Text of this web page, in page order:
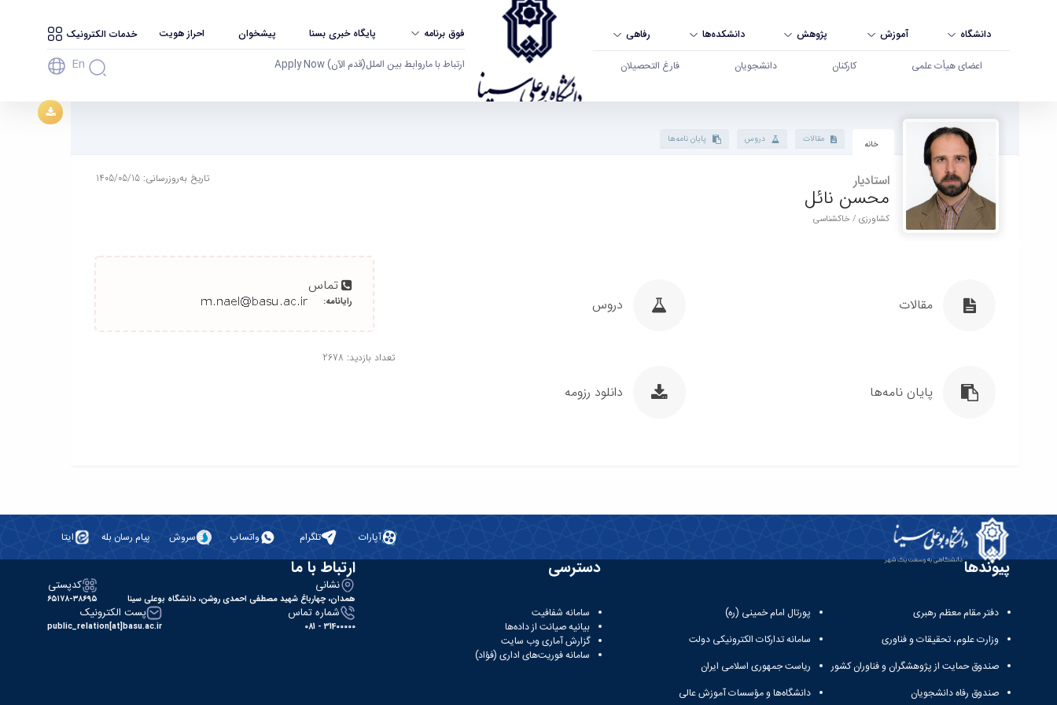
دانشگاه آموزش پژوهش دانشکده‌ها رفاهی
اعضای هیأت علمی کارکنان دانشجویان فارغ التحصیلان
فوق برنامه پایگاه خبری بسنا پیشخوان احراز هویت خدمات الکترونیک
ارتباط با ماروابط بین الملل(قدم الآن) Apply Now En
خانه مقالات دروس پایان نامه‌ها
استادیار تاریخ به‌روزرسانی: 1405/05/15
محسن نائل
کشاورزی / خاکشناسی
تماس
رایانامه:
تعداد بازدید: 2678
مقالات دروس
پایان نامه‌ها دانلود رزومه
آپارات تلگرام واتساپ سروش پیام رسان بله ایتا
پیوندها
دفتر مقام معظم رهبری
وزارت علوم، تحقیقات و فناوری
صندوق حمایت از پژوهشگران و فناوران کشور
صندوق رفاه دانشجویان
پورتال امام خمینی (ره)
سامانه تدارکات الکترونیکی دولت
ریاست جمهوری اسلامی ایران
دانشگاه‌ها و مؤسسات آموزش عالی
دسترسی
سامانه شفافیت
بیانیه صیانت از داده‌ها
گزارش آماری وب‌ سایت
سامانه فوریت‌های اداری (فؤاد)
ارتباط با ما
نشانی
همدان، چهارباغ شهید مصطفی احمدی روشن، دانشگاه بوعلی سینا
کدپستی
۶۵۱۷۸-۳۸۶۹۵
شماره تماس
31400000 - 081
پست الکترونیک
public_relation[at]basu.ac.ir